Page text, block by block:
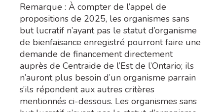
Remarque : À compter de l’appel de
propositions de 2025, les organismes sans
but lucratif n’ayant pas le statut d’organisme
de bienfaisance enregistré pourront faire une
demande de financement directement
auprès de Centraide de l’Est de l’Ontario; ils
n’auront plus besoin d’un organisme parrain
s’ils répondent aux autres critères
mentionnés ci-dessous. Les organismes sans